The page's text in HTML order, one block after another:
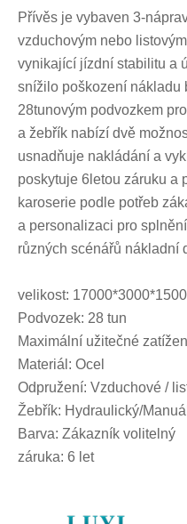
Přívěs je vybaven 3-
vzduchovým nebo
vynikající jízdní stabilitu a
snížilo poškození nákladu
28tunovým podvozkem
a žebřík nabízí dvě
usnadňuje nakládání a
poskytuje 6letou záruku a
karoserie podle potřeb
a personalizaci pro
různých scénářů nákladní
velikost:
Podvozek: 28 tun
Maximální užitečné
Materiál: Ocel
Odpružení: Vzduchové /
Žebřík: Hydraulický/
Barva: Zákazník volitelný
záruka: 6 let